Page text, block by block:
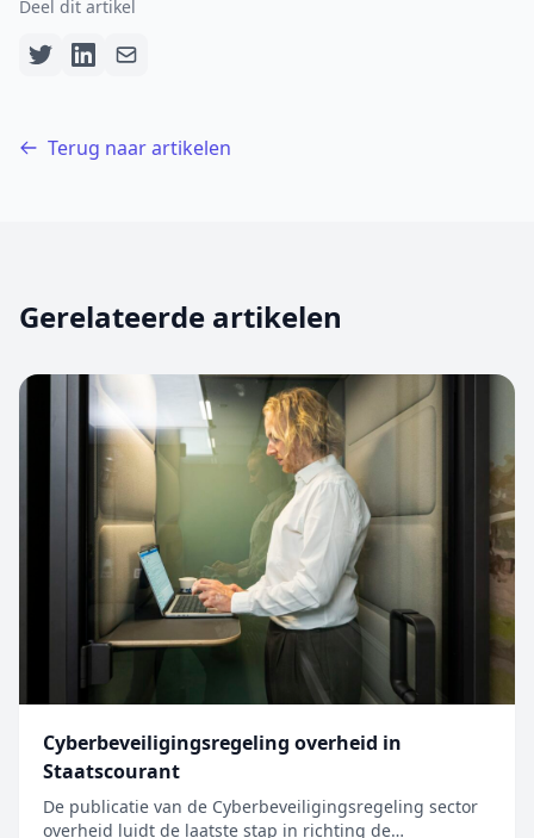
Deel dit artikel
Terug naar artikelen
Gerelateerde artikelen
Cyberbeveiligingsregeling overheid in
Staatscourant
De publicatie van de Cyberbeveiligingsregeling sector
overheid luidt de laatste stap in richting de